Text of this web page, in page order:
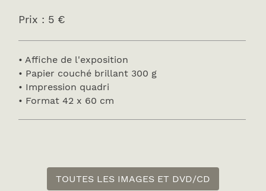
Prix : 5 €
• Affiche de l'exposition
• Papier couché brillant 300 g
• Impression quadri
• Format 42 x 60 cm
TOUTES LES IMAGES ET DVD/CD